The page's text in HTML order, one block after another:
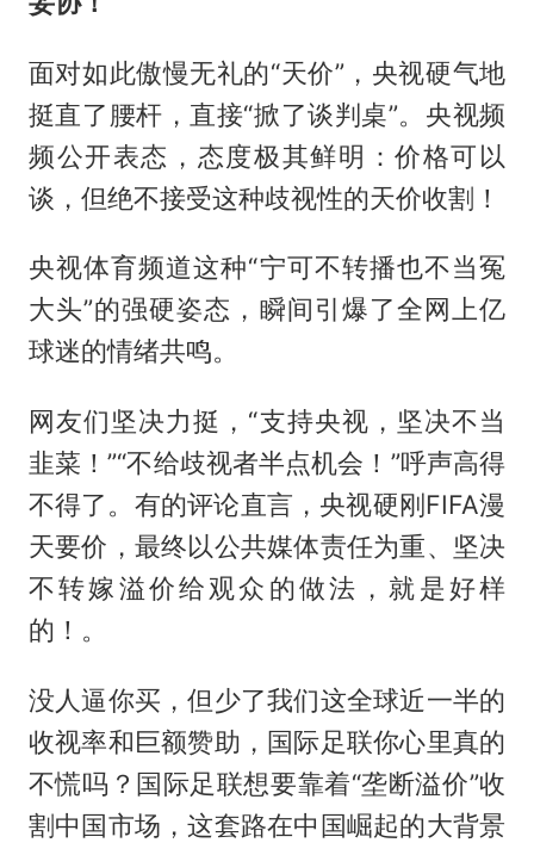
面对如此傲慢无礼的“天价”，央视硬气地
挺直了腰杆，直接“掀了谈判桌”。央视频
频公开表态，态度极其鲜明：价格可以
谈，但绝不接受这种歧视性的天价收割！
央视体育频道这种“宁可不转播也不当冤
大头”的强硬姿态，瞬间引爆了全网上亿
球迷的情绪共鸣。
网友们坚决力挺，“支持央视，坚决不当
韭菜！”“不给歧视者半点机会！”呼声高得
不得了。有的评论直言，央视硬刚FIFA漫
天要价，最终以公共媒体责任为重、坚决
不转嫁溢价给观众的做法，就是好样
的！。
没人逼你买，但少了我们这全球近一半的
收视率和巨额赞助，国际足联你心里真的
不慌吗？国际足联想要靠着“垄断溢价”收
割中国市场，这套路在中国崛起的大背景